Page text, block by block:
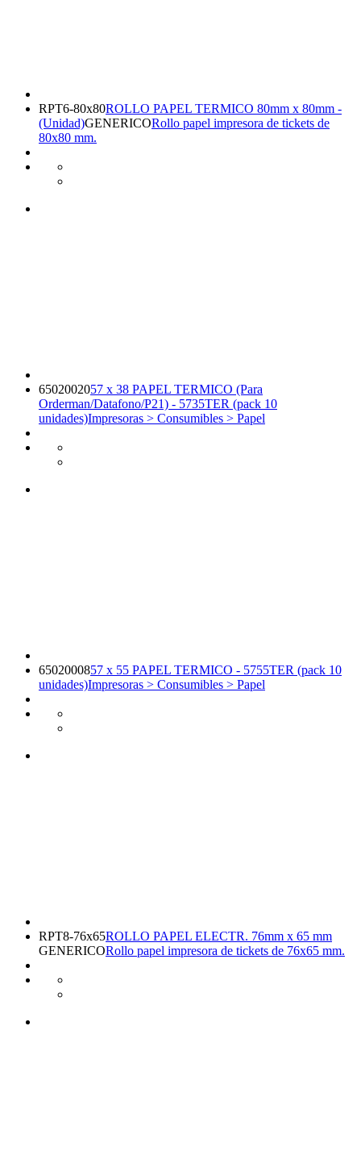
RPT6-80x80ROLLO PAPEL TERMICO 80mm x 80mm -
(Unidad)GENERICORollo papel impresora de tickets de
80x80 mm.
6502002057 x 38 PAPEL TERMICO (Para
Orderman/Datafono/P21) - 5735TER (pack 10
unidades)Impresoras > Consumibles > Papel
6502000857 x 55 PAPEL TERMICO - 5755TER (pack 10
unidades)Impresoras > Consumibles > Papel
RPT8-76x65ROLLO PAPEL ELECTR. 76mm x 65 mm
GENERICORollo papel impresora de tickets de 76x65 mm.